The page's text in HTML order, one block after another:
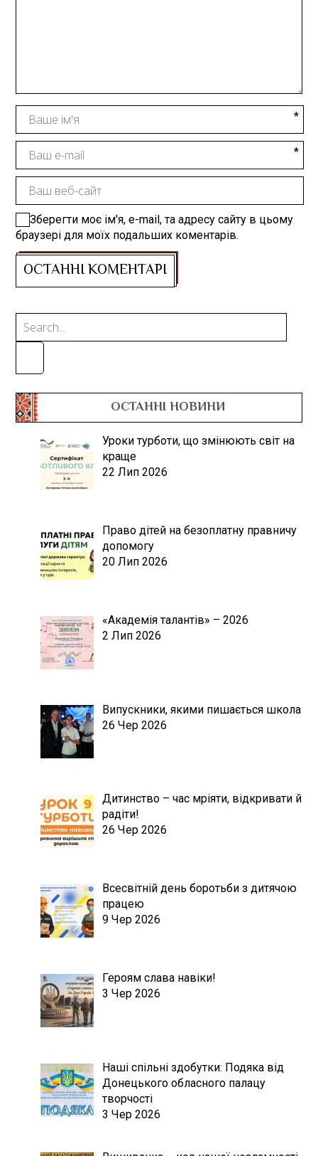
Зберегти моє ім'я, e-mail, та адресу сайту в цьому
браузері для моїх подальших коментарів.
ОСТАННІ НОВИНИ
Уроки турботи, що змінюють світ на
краще
22 Лип 2026
Право дітей на безоплатну правничу
допомогу
20 Лип 2026
«Академія талантів» – 2026
2 Лип 2026
Випускники, якими пишається школа
26 Чер 2026
Дитинство – час мріяти, відкривати й
радіти!
26 Чер 2026
Всесвітній день боротьби з дитячою
працею
9 Чер 2026
Героям слава навіки!
3 Чер 2026
Наші спільні здобутки: Подяка від
Донецького обласного палацу
творчості
3 Чер 2026